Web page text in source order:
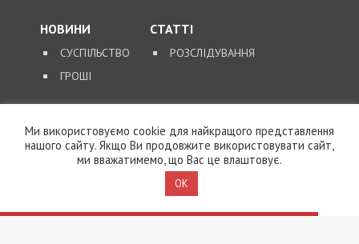
НОВИНИ
СУСПІЛЬСТВО
ГРОШІ
СТАТТІ
РОЗСЛІДУВАННЯ
КОНТАКТИ
Ми використовуємо cookie для найкращого представлення
нашого сайту. Якщо Ви продовжите використовувати сайт,
ми вважатимемо, що Вас це влаштовує.
OK